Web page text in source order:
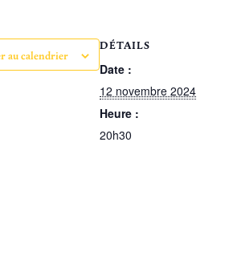
au calendrier
DÉTAILS
Date :
12 novembre 2024
Heure :
20h30